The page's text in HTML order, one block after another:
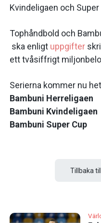
Kvindeligaen och
Tophåndbold och
ska enligt uppgifter
ett tvåsiffrigt
Serierna kommer nu
Bambuni Herreligaen
Bambuni Kvindeligaen
Bambuni Super Cup
Tillbaka